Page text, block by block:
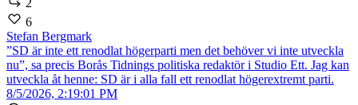
2
6
Stefan Bergmark
”SD är inte ett renodlat högerparti men det behöver vi inte utveckla
nu”, sa precis Borås Tidnings politiska redaktör i Studio Ett. Jag kan
utveckla åt henne: SD är i alla fall ett renodlat högerextremt parti.
8/5/2026, 2:19:01 PM